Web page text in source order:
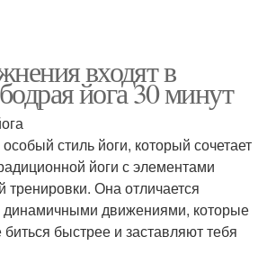
входят в
йога 30 минут
стиль йоги, который сочетает
йоги с элементами
тренировки. Она отличается
движениями, которые
быстрее и заставляют тебя